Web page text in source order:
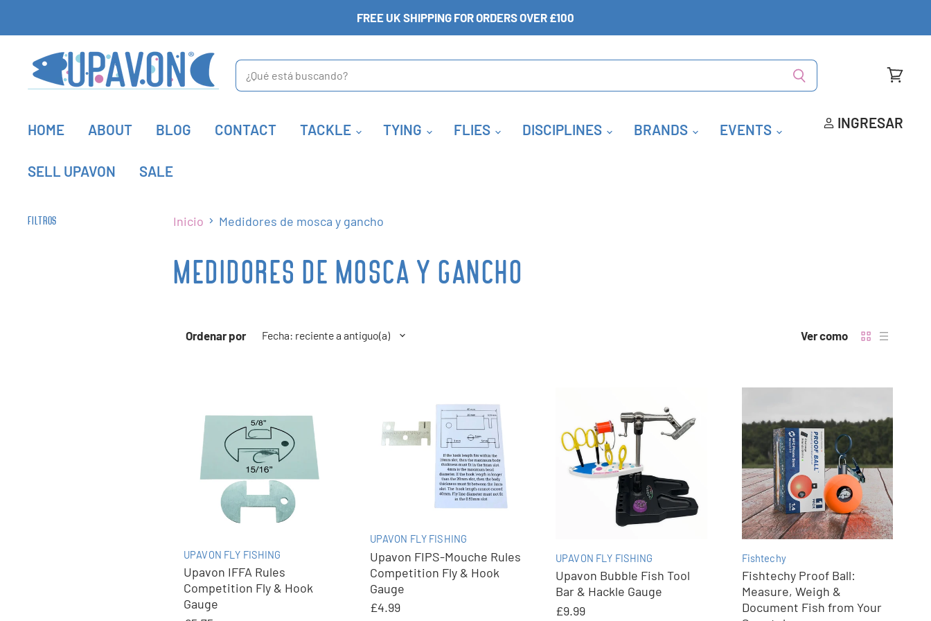
FREE UK SHIPPING FOR ORDERS OVER £100
HOME ABOUT BLOG CONTACT TACKLE TYING FLIES DISCIPLINES BRANDS EVENTS
SELL UPAVON SALE
INGRESAR
FILTROS Inicio Medidores de mosca y gancho
MEDIDORES DE MOSCA Y GANCHO
Ordenar por Ver como
UPAVON FLY FISHING
Upavon IFFA Rules
Competition Fly & Hook
Gauge
UPAVON FLY FISHING
Upavon FIPS-Mouche Rules
Competition Fly & Hook
Gauge
£4.99
UPAVON FLY FISHING
Upavon Bubble Fish Tool
Bar & Hackle Gauge
£9.99
Fishtechy
Fishtechy Proof Ball:
Measure, Weigh &
Document Fish from Your